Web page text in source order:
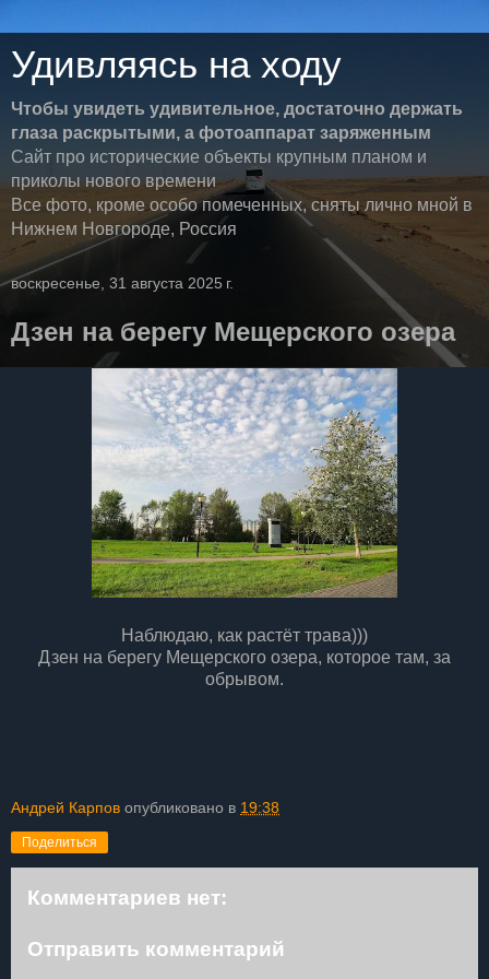
Удивляясь на ходу
Чтобы увидеть удивительное, достаточно держать
глаза раскрытыми, а фотоаппарат заряженным
Сайт про исторические объекты крупным планом и
приколы нового времени
Все фото, кроме особо помеченных, сняты лично мной в
Нижнем Новгороде, Россия
воскресенье, 31 августа 2025 г.
Дзен на берегу Мещерского озера
Наблюдаю, как растёт трава)))
Дзен на берегу Мещерского озера, которое там, за
обрывом.
Андрей Карпов опубликовано в 19:38
Поделиться
Комментариев нет:
Отправить комментарий